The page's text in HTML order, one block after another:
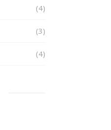
(4)
(3)
(4)